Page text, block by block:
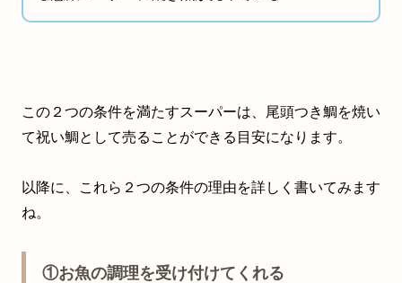
この２つの条件を満たすスーパーは、尾頭つき鯛を焼い
て祝い鯛として売ることができる目安になります。
以降に、これら２つの条件の理由を詳しく書いてみます
ね。
①お魚の調理を受け付けてくれる